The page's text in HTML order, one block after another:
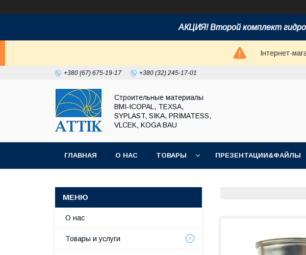
АКЦИЯ! Второй комплект
Інтернет-
+380 (67) 675-19-17 +380 (32) 245-17-01
Строительные материалы
BMI-ICOPAL, TEXSA,
SYPLAST, SIKA, PRIMATESS,
VLCEK, KOGA BAU
ГЛАВНАЯ О НАС ТОВАРЫ ПРЕЗЕНТАЦИИ&ФАЙЛЫ
О нас
Товары и услуги